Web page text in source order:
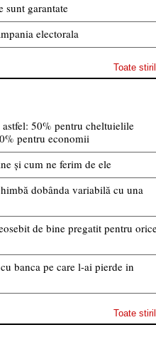
sunt garantate
electorala
Toate
50% pentru cheltuielile
pentru economii
și cum ne ferim de ele
dobânda variabilă cu una
de bine pregatit pentru
banca pe care l-ai pierde in
Toate